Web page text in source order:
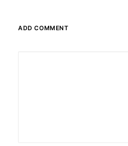
ADD COMMENT